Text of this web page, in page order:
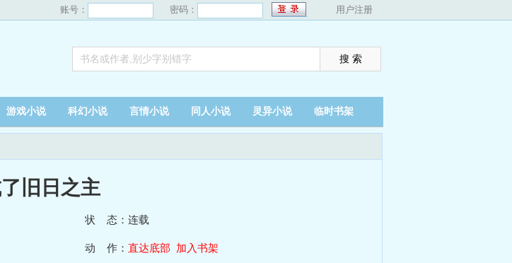
账号： 密码： 用户注册
游戏小说 科幻小说 言情小说 同人小说 灵异小说 临时书架
旧日之主
状 态：连载
动 作： 直达底部 加入书架